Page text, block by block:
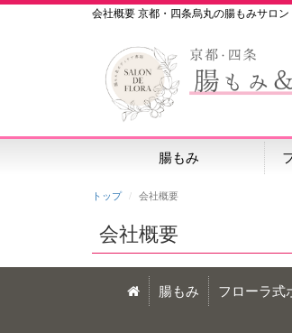
会社概要 京都・四条烏丸の腸もみサロ
腸もみ
トップ 会社概要
会社概要
腸もみ フローラ式